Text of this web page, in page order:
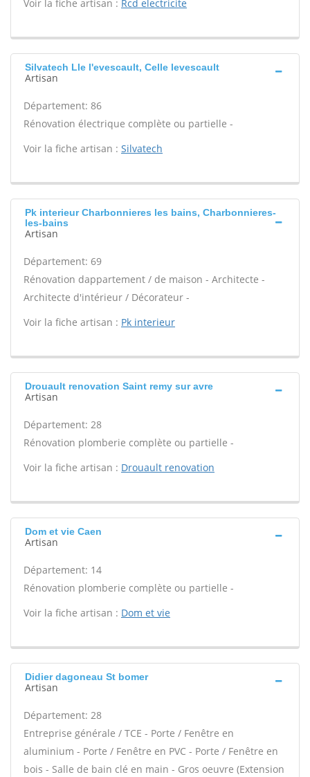
Voir la fiche artisan : Rcd electricite
Silvatech Lle l'evescault, Celle levescault
Artisan
Département: 86
Rénovation électrique complète ou partielle -
Voir la fiche artisan : Silvatech
Pk interieur Charbonnieres les bains, Charbonnieres-
les-bains
Artisan
Département: 69
Rénovation dappartement / de maison - Architecte -
Architecte d'intérieur / Décorateur -
Voir la fiche artisan : Pk interieur
Drouault renovation Saint remy sur avre
Artisan
Département: 28
Rénovation plomberie complète ou partielle -
Voir la fiche artisan : Drouault renovation
Dom et vie Caen
Artisan
Département: 14
Rénovation plomberie complète ou partielle -
Voir la fiche artisan : Dom et vie
Didier dagoneau St bomer
Artisan
Département: 28
Entreprise générale / TCE - Porte / Fenêtre en
aluminium - Porte / Fenêtre en PVC - Porte / Fenêtre en
bois - Salle de bain clé en main - Gros oeuvre (Extension